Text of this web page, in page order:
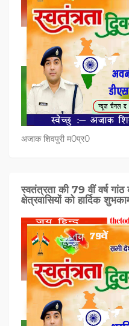
अजाक शिवपुरी म0प्र0
स्वतंत्रता की 79 वीं वर्ष
क्षेत्रवासियों को हार्दिक